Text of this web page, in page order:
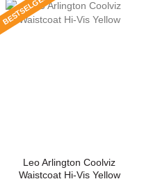
Leo Arlington Coolviz
Waistcoat Hi-Vis Yellow
BESTSELGER!